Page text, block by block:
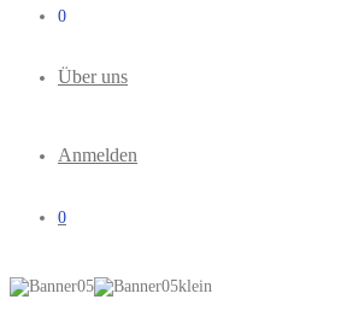
0
Über uns
Anmelden
0